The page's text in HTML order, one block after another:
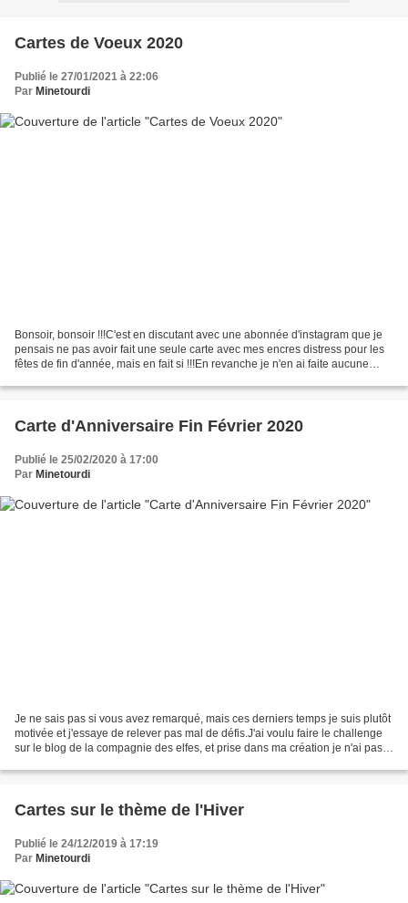
Cartes de Voeux 2020
Publié le 27/01/2021 à 22:06
Par Minetourdi
Bonsoir, bonsoir !!!C'est en discutant avec une abonnée d'instagram que je
pensais ne pas avoir fait une seule carte avec mes encres distress pour les
fêtes de fin d'année, mais en fait si !!!En revanche je n'en ai faite aucune
Carte d'Anniversaire Fin Février 2020
Publié le 25/02/2020 à 17:00
Par Minetourdi
Je ne sais pas si vous avez remarqué, mais ces derniers temps je suis plutôt
motivée et j'essaye de relever pas mal de défis.J'ai voulu faire le challenge
sur le blog de la compagnie des elfes, et prise dans ma création je n'ai pas
Cartes sur le thème de l'Hiver
Publié le 24/12/2019 à 17:19
Par Minetourdi